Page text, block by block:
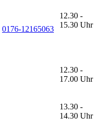
0176-12165063
12.30 -
15.30 Uhr
12.30 -
17.00 Uhr
13.30 -
14.30 Uhr